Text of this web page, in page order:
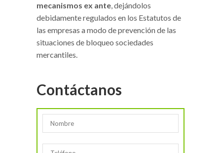
mecanismos ex ante, dejándolos
debidamente regulados en los Estatutos de
las empresas a modo de prevención de las
situaciones de bloqueo sociedades
mercantiles.
Contáctanos